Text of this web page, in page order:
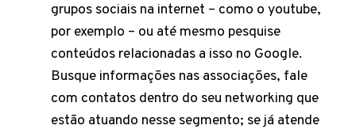
grupos sociais na internet – como o youtube,
por exemplo – ou até mesmo pesquise
conteúdos relacionadas a isso no Google.
Busque informações nas associações, fale
com contatos dentro do seu networking que
estão atuando nesse segmento; se já atende